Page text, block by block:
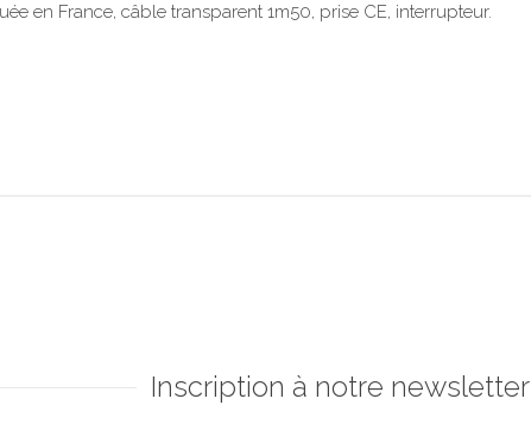
en France, câble transparent 1m50, prise CE, interrupteur.
Inscription à notre newsletter